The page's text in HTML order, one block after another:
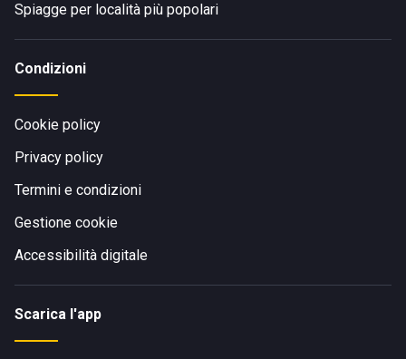
Spiagge per località più popolari
Condizioni
Cookie policy
Privacy policy
Termini e condizioni
Gestione cookie
Accessibilità digitale
Scarica l'app